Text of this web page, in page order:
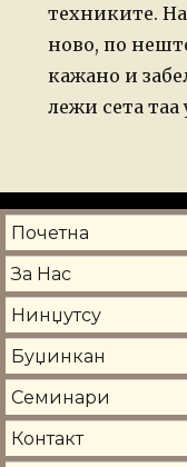
техниките.
ново, по
кажано и
лежи сета
Почетна
За Нас
Нинџутсу
Буџинкан
Семинари
Контакт